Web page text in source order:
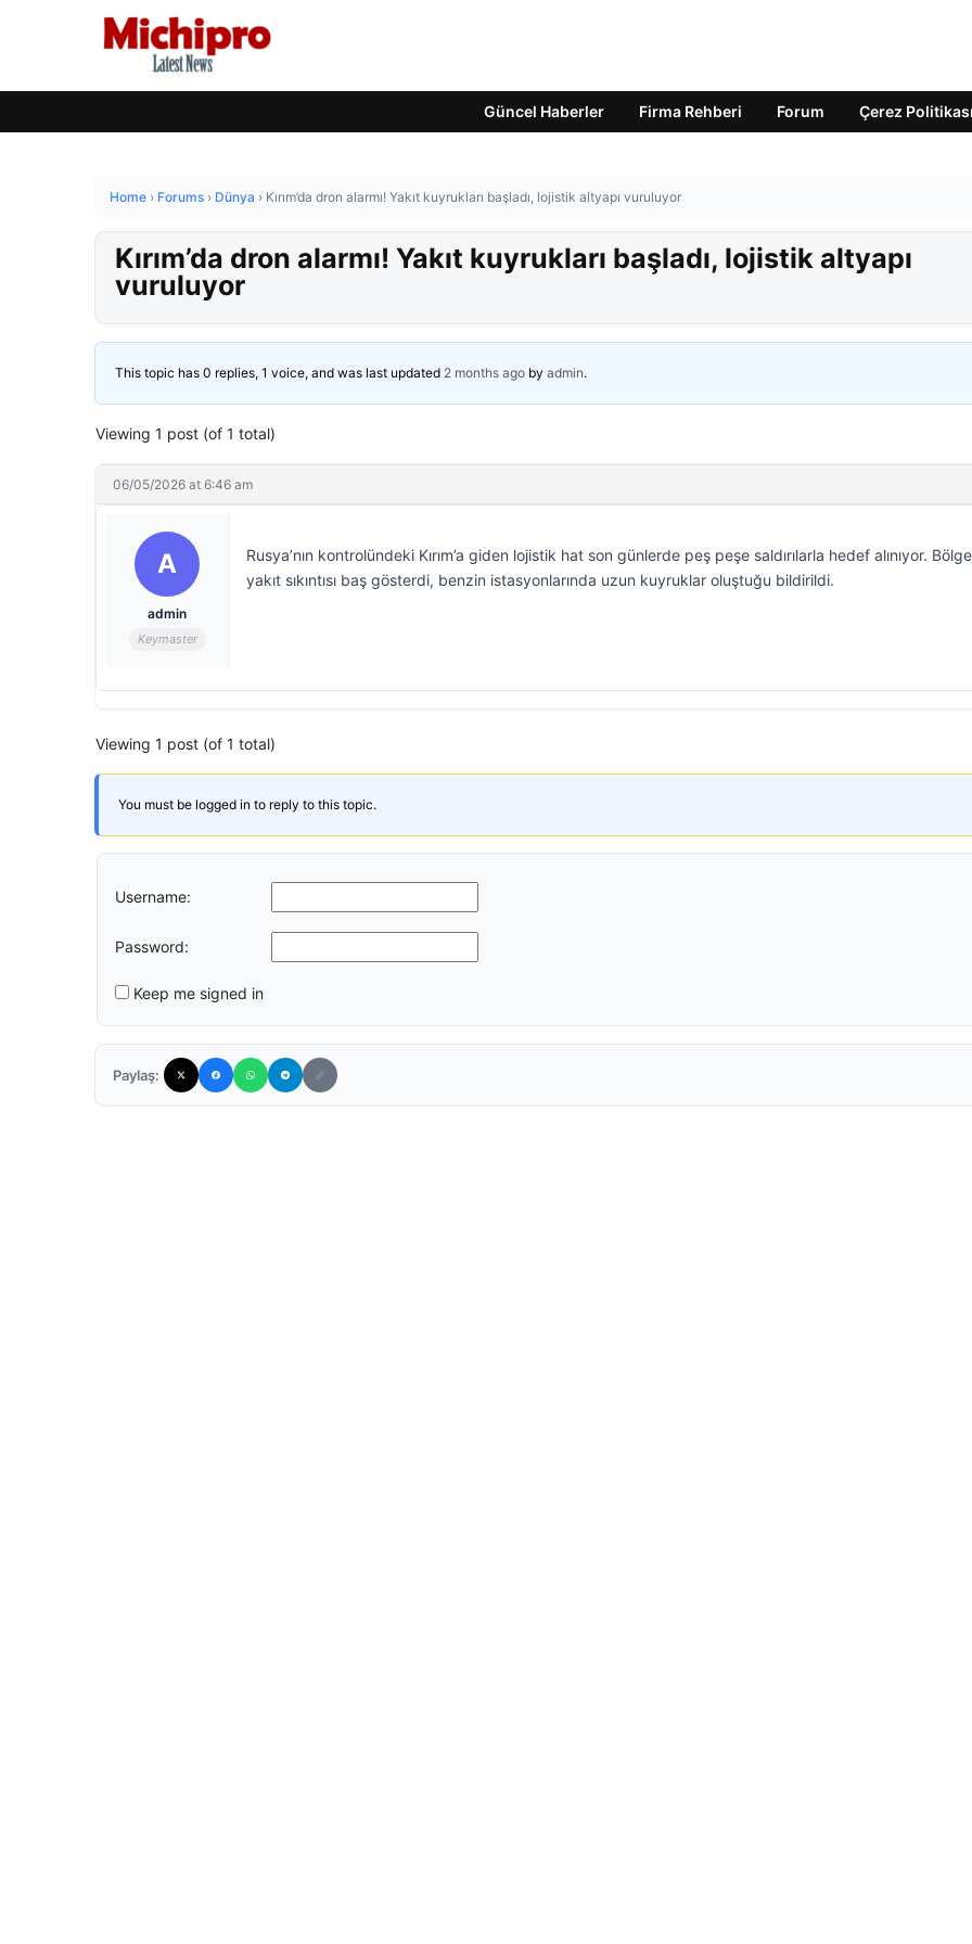
Güncel Haberler Firma Rehberi Forum Çerez Politikası
Home › Forums › Dünya › Kırım’da dron alarmı! Yakıt kuyrukları başladı, lojistik altyapı vuruluyor
Kırım’da dron alarmı! Yakıt kuyrukları başladı, lojistik altyapı
vuruluyor
This topic has 0 replies, 1 voice, and was last updated 2 months ago by admin.
Viewing 1 post (of 1 total)
06/05/2026 at 6:46 am
A
admin
Keymaster
Rusya’nın kontrolündeki Kırım’a giden lojistik hat son günlerde peş peşe saldırılarla hedef alınıyor.
yakıt sıkıntısı baş gösterdi, benzin istasyonlarında uzun kuyruklar oluştuğu bildirildi.
Viewing 1 post (of 1 total)
You must be logged in to reply to this topic.
Username:
Password:
Keep me signed in
Paylaş: